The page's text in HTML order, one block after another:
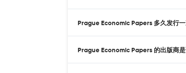
Prague Economic Papers 多久发行一
Prague Economic Papers 的出版商是